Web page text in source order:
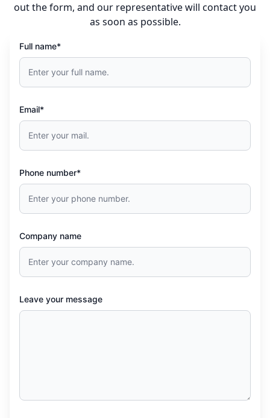
out the form, and our representative will contact you
as soon as possible.
Full name*
Email*
Phone number*
Company name
Leave your message